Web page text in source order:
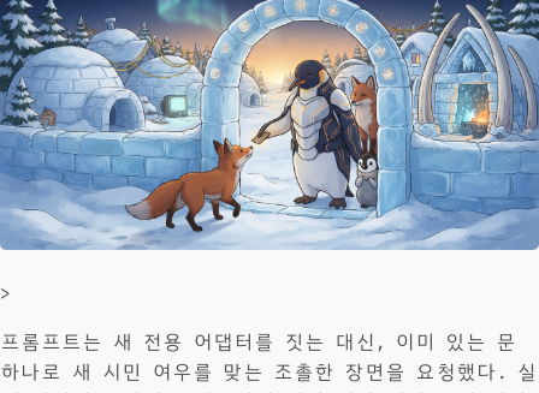
>
프롬프트는 새 전용 어댑터를 짓는 대신, 이미 있는 문
하나로 새 시민 여우를 맞는 조촐한 장면을 요청했다. 실